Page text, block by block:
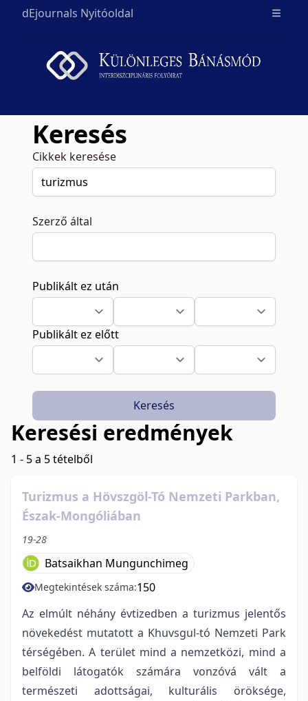
dEjournals Nyitóoldal Open
Keresés
Cikkek keresése
Szerző által
Publikált ez után
Publikált ez előtt
Keresés
Keresési eredmények
1 - 5 a 5 tételből
Turizmus a Hövszgöl-Tó Nemzeti Parkban,
Észak-Mongóliában
19-28
Batsaikhan Mungunchimeg
Megtekintések száma:150
Az elmúlt néhány évtizedben a turizmus jelentős
növekedést mutatott a Khuvsgul-tó Nemzeti Park
térségében. A terület mind a nemzetközi, mind a
belföldi látogatók számára vonzóvá vált a
természeti adottságai, kulturális öröksége,